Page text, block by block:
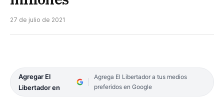
27 de julio de 2021
Agregar El
Libertador en
Agrega El Libertador a tus medios
preferidos en Google